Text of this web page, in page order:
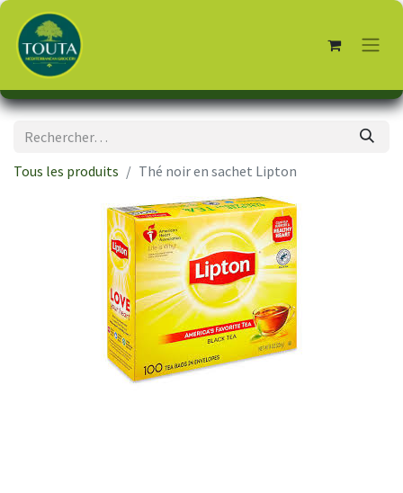
Tous les produits Thé noir en sachet Lipton